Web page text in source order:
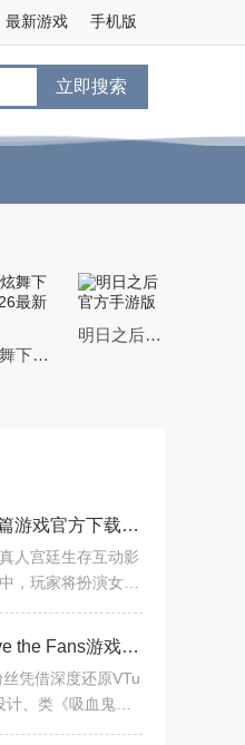
手机版
最新游戏
立即搜索
qq炫舞下载2026最新版
明日之后官方手游版
盛世天下女帝篇游戏官方下载安装2026最新版v2.0.2.9安卓版
人宫廷生存互动影
，玩家将扮演女主
，作品分媚娘篇和
HoloCure Save the Fans游戏汉化版免费下载v10.1安卓版
凭借深度还原VTu
、类《吸血鬼幸